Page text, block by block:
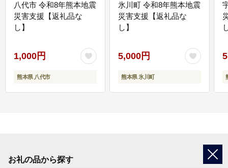
八代市 令和8年熊本地震
災害支援【返礼品な
し】
1,000円
熊本県 八代市
氷川町 令和8年熊本地震
災害支援【返礼品な
し】
5,000円
熊本県 氷川町
お礼の品から探す